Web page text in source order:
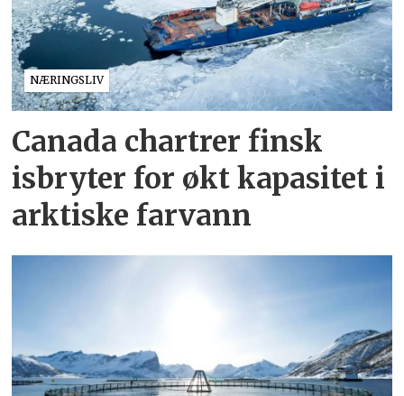
NÆRINGSLIV
Canada chartrer finsk
isbryter for økt kapasitet i
arktiske farvann